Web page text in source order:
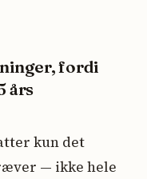
fordi
års
kun det
— ikke hele